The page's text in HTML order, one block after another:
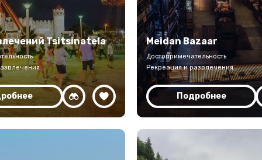
Tsitsinatela Meidan Bazaar
Достопримечательность
Рекреация и развлечения
Подробнее